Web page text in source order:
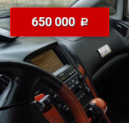
650 000